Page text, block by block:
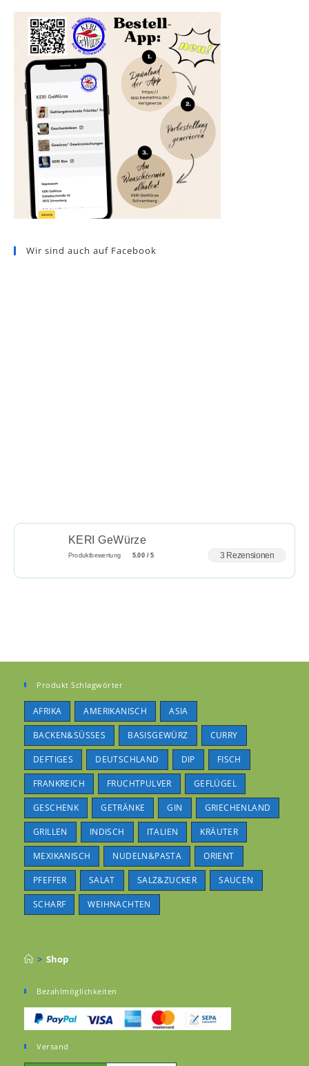
Wir sind auch auf Facebook
KERI GeWürze
Produktbewertung 5.00 / 5 3 Rezensionen
Produkt Schlagwörter
AFRIKA AMERIKANISCH ASIA
BACKEN&SÜSSES BASISGEWÜRZ CURRY
DEFTIGES DEUTSCHLAND DIP FISCH
FRANKREICH FRUCHTPULVER GEFLÜGEL
GESCHENK GETRÄNKE GIN GRIECHENLAND
GRILLEN INDISCH ITALIEN KRÄUTER
MEXIKANISCH NUDELN&PASTA ORIENT
PFEFFER SALAT SALZ&ZUCKER SAUCEN
SCHARF WEIHNACHTEN
> Shop
Bezahlmöglichkeiten
Versand